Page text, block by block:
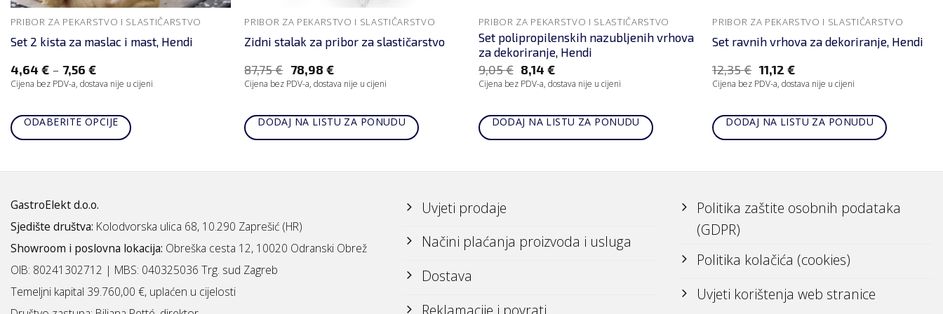
PRIBOR ZA PEKARSTVO I SLASTIČARSTVO
Set 2 kista za maslac i mast, Hendi
4,64 €– 7,56 €
Cijena bez PDV-a, dostava nije u cijeni
ODABERITE OPCIJE
PRIBOR ZA PEKARSTVO I SLASTIČARSTVO
Zidni stalak za pribor za slastičarstvo
87,75€ 78,98 €
Cijena bez PDV-a, dostava nije u cijeni
DODAJ NA LISTU ZA PONUDU
PRIBOR ZA PEKARSTVO I SLASTIČARSTVO
Set polipropilenskih nazubljenih vrhova
za dekoriranje, Hendi
9,05€ 8,14€
Cijena bez PDV-a, dostava nije u cijeni
DODAJ NA LISTU ZA PONUDU
PRIBOR ZA PEKARSTVO I SLASTIČARSTVO
Set ravnih vrhova za dekoriranje, Hendi
12,35€ 11,12 €
Cijena bez PDV-a, dostava nije u cijeni
DODAJ NA LISTU ZA PONUDU
GastroElekt d.o.o.
Sjedište društva: Kolodvorska ulica 68, 10.290 Zaprešić (HR)
Showroom i poslovna lokacija: Obreška cesta 12, 10020 Odranski Obrež
OIB: 80241302712 | MBS: 040325036 Trg. sud Zagreb
Temeljni kapital 39.760,00 €, uplaćen u cijelosti
Uvjeti prodaje
Načini plaćanja proizvoda i usluga
Dostava
Reklamacije i povrati
Politika zaštite osobnih podataka
(GDPR)
Politika kolačića (cookies)
Uvjeti korištenja web stranice